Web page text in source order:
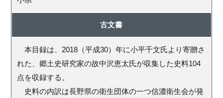
古文書
本目録は、2018（平成30）年に小平千文氏より寄贈さ
れた、郷土史研究家の故中沢恵太氏が収集した史料104
点を収録する。
史料の内訳は長野県の衛生団体の一つ信濃衛生会が発